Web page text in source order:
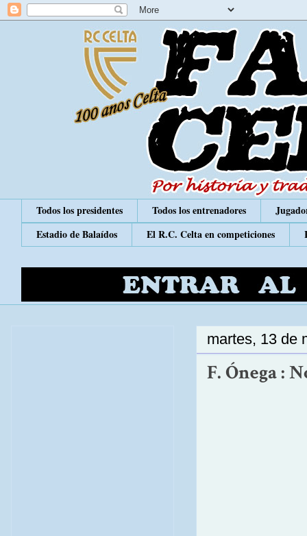
Todos los presidentes Todos los entrenadores
Estadio de Balaídos
El R.C. Celta en competiciones
martes, 13 de
F. Ónega :